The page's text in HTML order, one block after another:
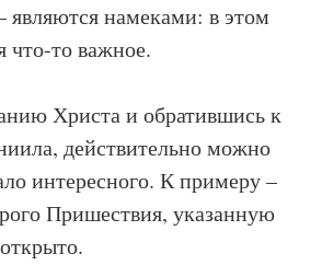
намеками: в этом
что-то важное.
Христа и обратившись к
действительно можно
интересного. К примеру –
Пришествия, указанную